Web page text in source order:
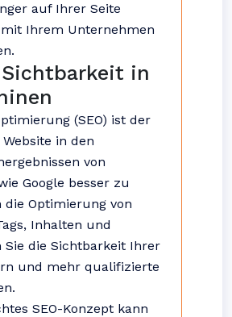
auf Ihrer Seite
Ihrem Unternehmen
Sichtbarkeit in
(SEO) ist der
in den
von
Google besser zu
Optimierung von
Inhalten und
Sie die Sichtbarkeit Ihrer
und mehr qualifizierte
SEO-Konzept kann